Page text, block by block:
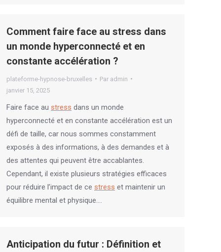
Comment faire face au stress dans
un monde hyperconnecté et en
constante accélération ?
plateforme-hypnose-bruxelles Par admin
janvier 15, 2025
Faire face au stress dans un monde
hyperconnecté et en constante accélération est un
défi de taille, car nous sommes constamment
exposés à des informations, à des demandes et à
des attentes qui peuvent être accablantes.
Cependant, il existe plusieurs stratégies efficaces
pour réduire l’impact de ce stress et maintenir un
équilibre mental et physique.…
Anticipation du futur : Définition et